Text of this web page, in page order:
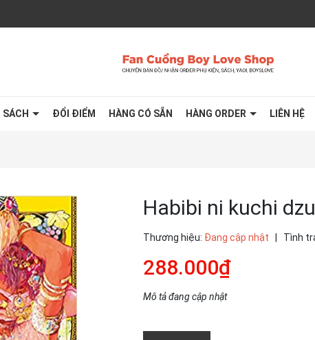
SÁCH ĐỔI ĐIỂM HÀNG CÓ SẴN HÀNG ORDER LIÊN HỆ
Habibi ni kuchi
Thương hiệu: Đang cập nhật Tình
288.000₫
Mô tả đang cập nhật